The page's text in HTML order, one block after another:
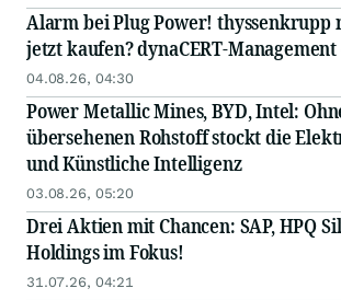
Alarm bei Plug Power! thyssenkrupp
jetzt kaufen? dynaCERT-
04.08.26, 04:30
Power Metallic Mines, BYD, Intel:
übersehenen Rohstoff stockt die
und Künstliche Intelligenz
03.08.26, 05:20
Drei Aktien mit Chancen: SAP, HPQ
Holdings im Fokus!
31.07.26, 04:21